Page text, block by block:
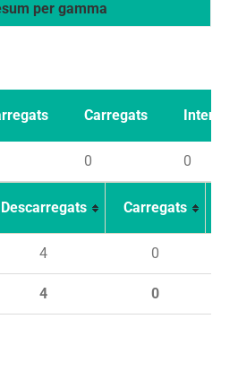
per gamma
Carregats Intents
0 0
Descarregats Carregats
4 0
4 0